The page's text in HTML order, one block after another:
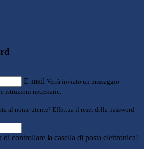
E-mail Verrà inviato un messaggio
istruzioni necessarie.
al nome utente? Effettua il reset della password
di controllare la casella di posta elettronica!